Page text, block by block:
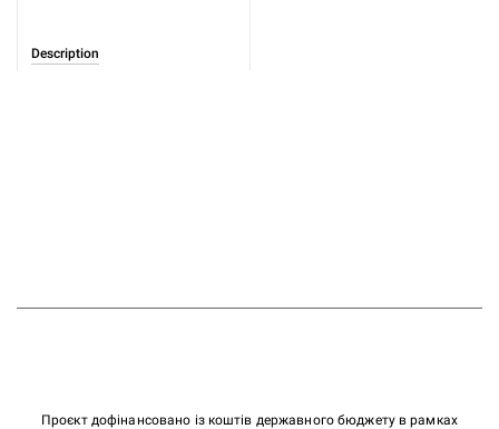
Description
Проєкт дофінансовано із коштів державного бюджету в рамках